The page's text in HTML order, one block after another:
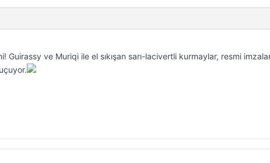
Guirassy ve Muriqi ile el sıkışan sarı-lacivertli kurmaylar, resmi